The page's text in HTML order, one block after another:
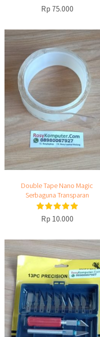
Rp 75.000
Double Tape Nano Magic
Serbaguna Transparan
Rp 10.000